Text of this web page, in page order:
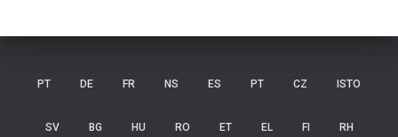
PT DE FR NS ES PT CZ ISTO
SV BG HU RO ET EL FI RH